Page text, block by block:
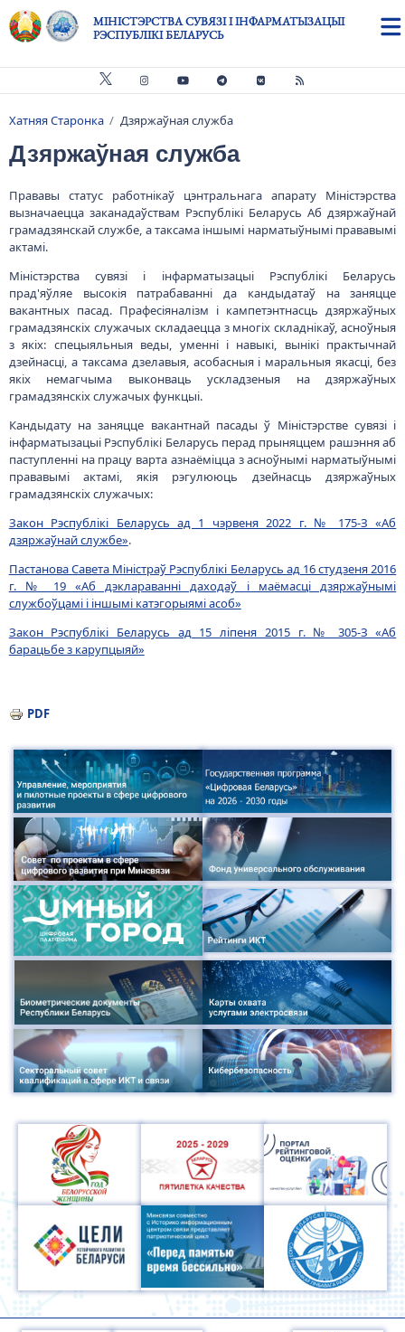
Skip to main content
МІНІСТЭРСТВА СУВЯЗІ І ІНФАРМАТЫЗАЦЫІ
РЭСПУБЛІКІ БЕЛАРУСЬ
Breadcrumb
Хатняя Старонка Дзяржаўная служба
Дзяржаўная служба
Прававы статус работнікаў цэнтральнага апарату Міністэрства
вызначаецца заканадаўствам Рэспублікі Беларусь Аб дзяржаўнай
грамадзянскай службе, а таксама іншымі нарматыўнымі прававымі
актамі.
Міністэрства сувязі і інфарматызацыі Рэспублікі Беларусь
прад'яўляе высокія патрабаванні да кандыдатаў на заняцце
вакантных пасад. Прафесіяналізм і кампетэнтнасць дзяржаўных
грамадзянскіх служачых складаецца з многіх складнікаў, асноўныя
з якіх: спецыяльныя веды, уменні і навыкі, вынікі практычнай
дзейнасці, а таксама дзелавыя, асобасныя і маральныя якасці, без
якіх немагчыма выконваць ускладзеныя на дзяржаўных
грамадзянскіх служачых функцыі.
Кандыдату на заняцце вакантнай пасады ў Міністэрстве сувязі і
інфарматызацыі Рэспублікі Беларусь перад прыняццем рашэння аб
паступленні на працу варта азнаёміцца з асноўнымі нарматыўнымі
прававымі актамі, якія рэгулююць дзейнасць дзяржаўных
грамадзянскіх служачых:
Закон Рэспублікі Беларусь ад 1 чэрвеня 2022 г. № 175-З «Аб
дзяржаўнай службе».
Пастанова Савета Міністраў Рэспублікі Беларусь ад 16 студзеня 2016
г. № 19 «Аб дэклараванні даходаў і маёмасці дзяржаўнымі
службоўцамі і іншымі катэгорыямі асоб»
Закон Рэспублікі Беларусь ад 15 ліпеня 2015 г. № 305-З «Аб
барацьбе з карупцыяй»
PDF